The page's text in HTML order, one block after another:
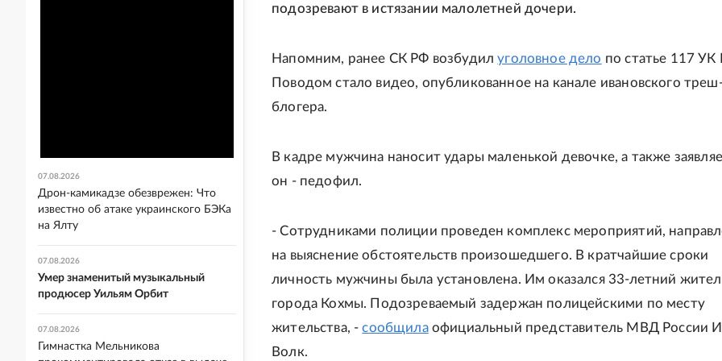
подозревают в истязании малолетней дочери.
Напомним, ранее СК РФ возбудилуголовное дело по статье 117 УК
Поводом стало видео, опубликованное на канале ивановского
блогера.
В кадре мужчина наносит удары маленькой девочке, а также
он - педофил.
- Сотрудниками полиции проведен комплекс мероприятий,
на выяснение обстоятельств произошедшего. В кратчайшие сроки
личность мужчины была установлена. Им оказался 33-летний
города Кохмы. Подозреваемый задержан полицейскими по месту
жительства, -сообщилаофициальный представитель МВД России
Волк.
07.08.2026
Дрон-камикадзе обезврежен: Что
известно об атаке украинского БЭКа
на Ялту
07.08.2026
Умер знаменитый музыкальный
продюсер Уильям Орбит
07.08.2026
Гимнастка Мельникова